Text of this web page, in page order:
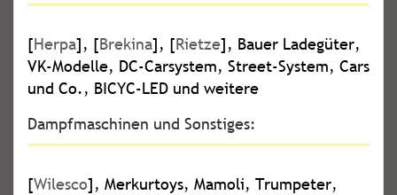
[Herpa], [Brekina], [Rietze], Bauer Ladegüter,
VK-Modelle, DC-Carsystem, Street-System, Cars
und Co., BICYC-LED und weitere
Dampfmaschinen und Sonstiges:
[Wilesco], Merkurtoys, Mamoli, Trumpeter,